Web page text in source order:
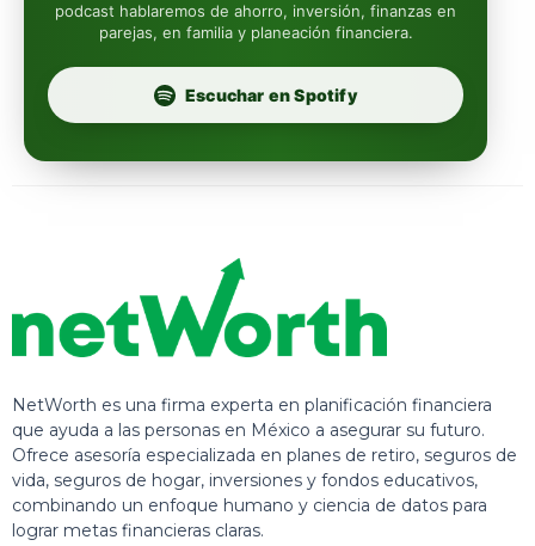
NetWorth es una firma experta en planificación financiera
que ayuda a las personas en México a asegurar su futuro.
Ofrece asesoría especializada en planes de retiro, seguros de
vida, seguros de hogar, inversiones y fondos educativos,
combinando un enfoque humano y ciencia de datos para
lograr metas financieras claras.
Profuturo
podcast hablaremos de ahorro, inversión, finanzas en
parejas, en familia y planeación financiera.
Escuchar en Spotify